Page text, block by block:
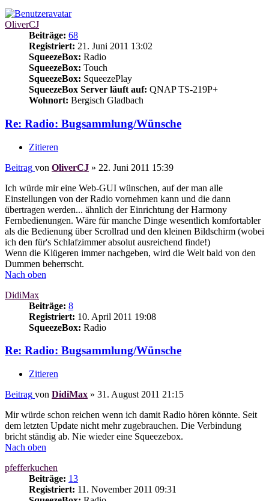
OliverCJ
Beiträge: 68
Registriert: 21. Juni 2011 13:02
SqueezeBox: Radio
SqueezeBox: Touch
SqueezeBox: SqueezePlay
SqueezeBox Server läuft auf: QNAP TS-219P+
Wohnort: Bergisch Gladbach
Re: Radio: Bugsammlung/Wünsche
Zitieren
Beitrag von OliverCJ » 22. Juni 2011 15:39
Ich würde mir eine Web-GUI wünschen, auf der man alle
Einstellungen von der Radio vornehmen kann und die dann
übertragen werden... ähnlich der Einrichtung der Harmony
Fernbedienungen. Wäre für manche Dinge wesentlich komfortabler
als die Bedienung über Scrollrad und den kleinen Bildschirm (wobei
ich den für's Schlafzimmer absolut ausreichend finde!)
Wenn die Klügeren immer nachgeben, wird die Welt bald von den
Dummen beherrscht.
Nach oben
DidiMax
Beiträge: 8
Registriert: 10. April 2011 19:08
SqueezeBox: Radio
Re: Radio: Bugsammlung/Wünsche
Zitieren
Beitrag von DidiMax » 31. August 2011 21:15
Mir würde schon reichen wenn ich damit Radio hören könnte. Seit
dem letzten Update nicht mehr zugebrauchen. Die Verbindung
bricht ständig ab. Nie wieder eine Squeezebox.
Nach oben
pfefferkuchen
Beiträge: 13
Registriert: 11. November 2011 09:31